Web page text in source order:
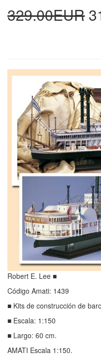
329.00EUR
Robert E. Lee ■
Código Amati: 1439
■ Kits de construcción de
■ Escala: 1:150
■ Largo: 60 cm.
AMATI Escala 1:150.